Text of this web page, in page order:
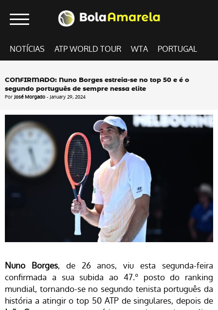
NOTÍCIAS ATP WORLD TOUR WTA PORTUGAL
CONFIRMADO: Nuno Borges estreia-se no top 50 e é o
segundo português de sempre nessa elite
Por José Morgado - January 29, 2024
Nuno Borges, de 26 anos, viu esta segunda-feira
confirmada a sua subida ao 47.º posto do ranking
mundial, tornando-se no segundo tenista português da
história a atingir o top 50 ATP de singulares, depois de